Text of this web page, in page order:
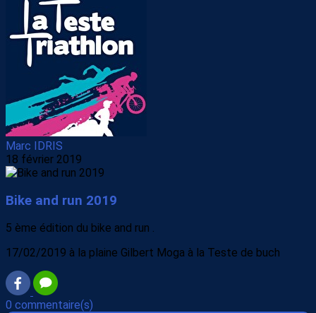
Marc IDRIS
18 février 2019
Bike and run 2019
5 ème édition du bike and run .
17/02/2019 à la plaine Gilbert Moga à la Teste de buch
0 commentaire(s)